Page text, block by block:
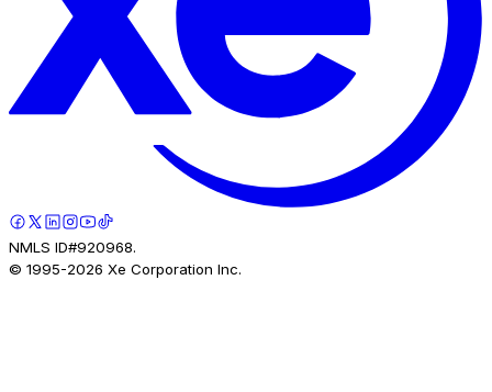
NMLS ID#920968.
© 1995-2026 Xe Corporation Inc.